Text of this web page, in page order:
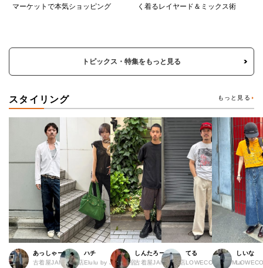
マーケットで本気ショッピング
く着るレイヤード＆ミックス術
トピックス・特集をもっと見る
スタイリング もっと見る
あっしゃー
古着屋JAM 原宿店
ハチ
Elulu by JAM 原宿
しんたろー
古着屋JAM 仙台店
てる
LOWECO by JAM a
しいな